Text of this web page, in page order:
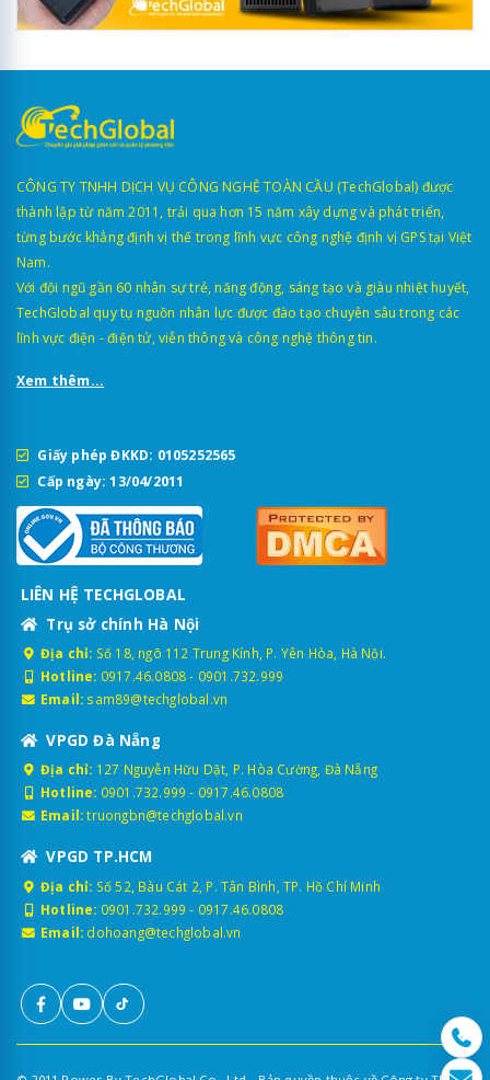
CÔNG TY TNHH DỊCH VỤ CÔNG NGHỆ TOÀN CẦU (TechGlobal) được
thành lập từ năm 2011, trải qua hơn 15 năm xây dựng và phát triển,
từng bước khẳng định vị thế trong lĩnh vực công nghệ định vị GPS tại Việt
Nam.
Với đội ngũ gần 60 nhân sự trẻ, năng động, sáng tạo và giàu nhiệt huyết,
TechGlobal quy tụ nguồn nhân lực được đào tạo chuyên sâu trong các
lĩnh vực điện - điện tử, viễn thông và công nghệ thông tin.
Xem thêm...
Giấy phép ĐKKD: 0105252565
Cấp ngày: 13/04/2011
LIÊN HỆ TECHGLOBAL
Trụ sở chính Hà Nội
Địa chỉ: Số 18, ngõ 112 Trung Kính, P. Yên Hòa, Hà Nội.
Hotline: 0917.46.0808- 0901.732.999
Email: sam89@techglobal.vn
VPGD Đà Nẵng
Địa chỉ: 127 Nguyễn Hữu Dật, P. Hòa Cường, Đà Nẵng
Hotline: 0901.732.999 - 0917.46.0808
Email: truongbn@techglobal.vn
VPGD TP.HCM
Địa chỉ: Số 52, Bàu Cát 2, P. Tân Bình, TP. Hồ Chí Minh
Hotline: 0901.732.999 - 0917.46.0808
Email: dohoang@techglobal.vn